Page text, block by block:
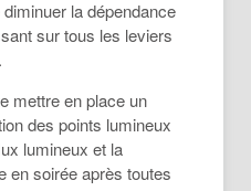
la dépendance
sur tous les leviers
mettre en place un
des points lumineux
lumineux et la
en soirée après toutes